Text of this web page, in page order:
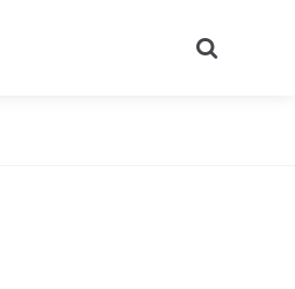
尋